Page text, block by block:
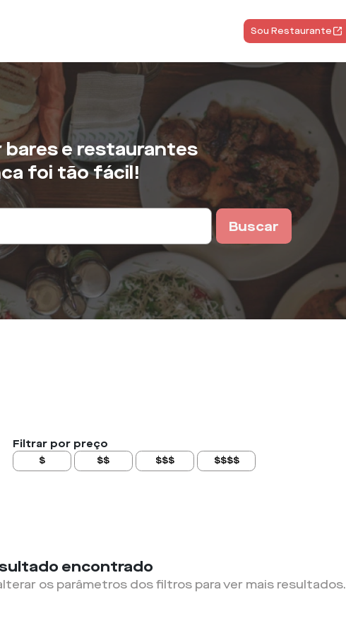
Sou Restaurante
e restaurantes
foi tão fácil!
Buscar
Filtrar por preço
$ $$ $$$ $$$$
encontrado
os parâmetros dos filtros para ver mais resultados.